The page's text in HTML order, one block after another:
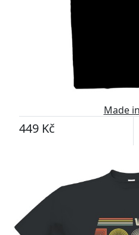
Made
449 Kč